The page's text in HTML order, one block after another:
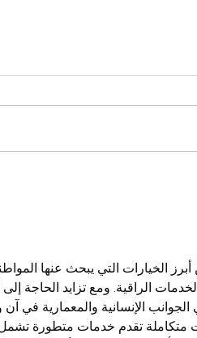
الخيارات التي يبحث عنها
الراقية. ومع تزايد الحاجة
الإنسانية والمعمارية في آن
تقدم خدمات متطورة تشمل